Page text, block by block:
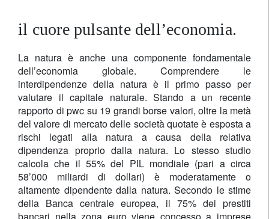
il cuore pulsante dell’economia.
La natura è anche una componente fondamentale
dell’economia globale. Comprendere le
interdipendenze della natura è il primo passo per
valutare il capitale naturale. Stando a un recente
rapporto di pwc su 19 grandi borse valori, oltre la metà
del valore di mercato delle società quotate è esposta a
rischi legati alla natura a causa della relativa
dipendenza proprio dalla natura. Lo stesso studio
calcola che il 55% del PIL mondiale (pari a circa
58’000 miliardi di dollari) è moderatamente o
altamente dipendente dalla natura. Secondo le stime
della Banca centrale europea, il 75% dei prestiti